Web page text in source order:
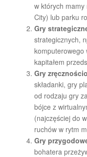
w których mamy
City) lub parku
Gry
strategicznych,
komputerowego
kapitałem
Gry
składanki, gry
od rodzaju gry
bójce z
(najczęściej do
ruchów w rytm
Gry
bohatera